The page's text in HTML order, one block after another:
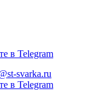
в Telegram
svarka.ru
в Telegram